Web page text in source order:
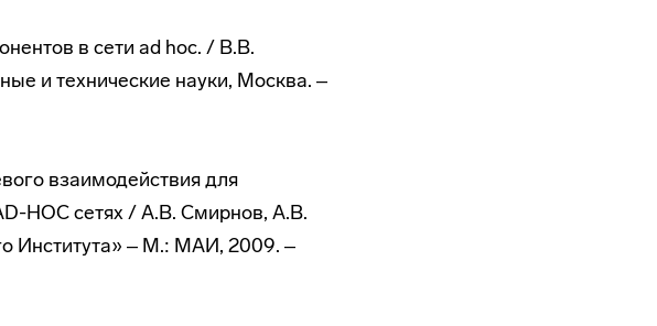
в сети ad hoc. / В.В.
и технические науки, Москва. ‒
взаимодействия для
HOC сетях / А.В. Смирнов, А.В.
Института» ‒ М.: МАИ, 2009. ‒